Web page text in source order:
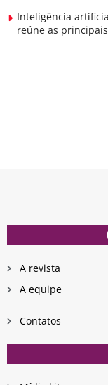
Inteligência
reúne as
A revista
A equipe
Contatos